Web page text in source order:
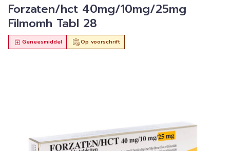
Forzaten/hct 40mg/10mg/25mg
Filmomh Tabl 28
Op voorschrift
Geneesmiddel